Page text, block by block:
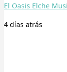
El Oasis Elche
4 días atrás